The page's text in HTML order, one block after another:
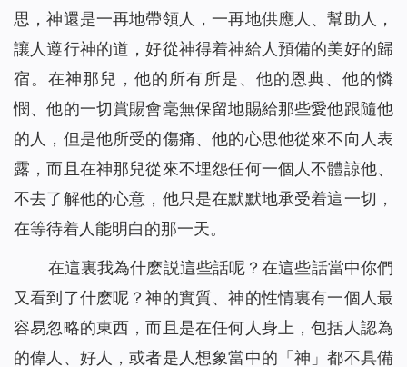
思，神還是一再地帶領人，一再地供應人、幫助人，
讓人遵行神的道，好從神得着神給人預備的美好的歸
宿。在神那兒，他的所有所是、他的恩典、他的憐
憫、他的一切賞賜會毫無保留地賜給那些愛他跟隨他
的人，但是他所受的傷痛、他的心思他從來不向人表
露，而且在神那兒從來不埋怨任何一個人不體諒他、
不去了解他的心意，他只是在默默地承受着這一切，
在等待着人能明白的那一天。
在這裏我為什麽説這些話呢？在這些話當中你們
又看到了什麽呢？神的實質、神的性情裏有一個人最
容易忽略的東西，而且是在任何人身上，包括人認為
的偉人、好人，或者是人想象當中的「神」都不具備